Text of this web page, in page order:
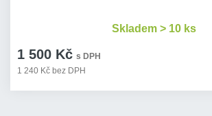
1 500 Kč s DPH
1 240 Kč bez DPH
Skladem > 10 ks